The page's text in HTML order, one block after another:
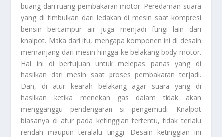
buang dari ruang pembakaran motor. Peredaman suara
yang di timbulkan dari ledakan di mesin saat kompresi
bensin bercampur air juga menjadi fungi lain dari
knalpot. Maka dari itu, mengapa komponen ini di desain
memanjang dari mesin hingga ke belakang body motor.
Hal ini di bertujuan untuk melepas panas yang di
hasilkan dari mesin saat proses pembakaran terjadi.
Dan, di atur kearah belakang agar suara yang di
hasilkan ketika menekan gas dalam tidak akan
mengganggu pendengaran si pengemudi. Knalpot
biasanya di atur pada ketinggian tertentu, tidak terlalu
rendah maupun teralalu tinggi. Desain ketinggian ini